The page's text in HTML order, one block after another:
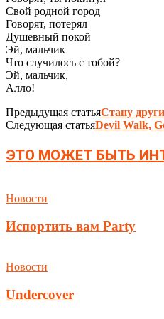
Свой родной город
Говорят, потерял
Душевный покой
Эй, мальчик
Что случилось с тобой?
Эй, мальчик,
Алло!
Предыдущая статьяСтану
Следующая статьяDevil Walk,
ЭТО МОЖЕТ БЫТЬ
Новости
Испортить вам Party
Новости
Undercover